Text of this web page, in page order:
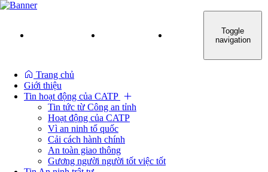
TIN HOẠT ĐỘNG
Toggle
navigation
Trang chủ
Giới thiệu
Tin hoạt động của CATP
Tin tức từ Công an tỉnh
Hoạt động của CATP
Vì an ninh tổ quốc
Cải cách hành chính
An toàn giao thông
Gương người người tốt việc tốt